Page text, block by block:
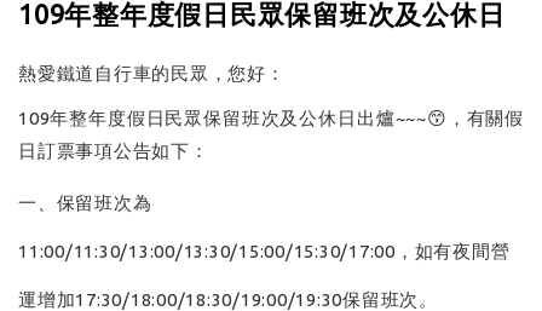
109年整年度假日民眾保留班次及公休日
熱愛鐵道自行車的民眾，您好：
109年整年度假日民眾保留班次及公休日出爐~~~😙，有關假
日訂票事項公告如下：
一、保留班次為
11:00/11:30/13:00/13:30/15:00/15:30/17:00，如有夜間營
運增加17:30/18:00/18:30/19:00/19:30保留班次。